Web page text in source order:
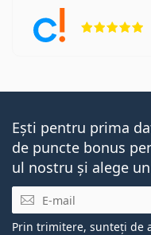
Ești pentru prima
de puncte bonus
ul nostru și alege
E-mail
Prin trimitere, sunteți de